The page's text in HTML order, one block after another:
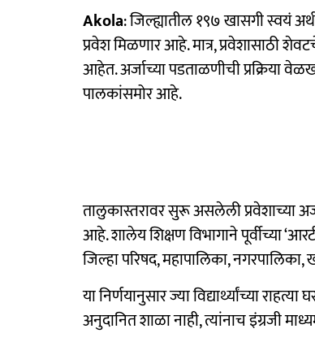
Akola: जिल्ह्यातील १९७ खासगी स्वयं
प्रवेश मिळणार आहे. मात्र, प्रवेशासाठी
आहेत. अर्जाच्या पडताळणीची प्रक्रिया
पालकांसमोर आहे.
तालुकास्तरावर सुरू असलेली प्रवेशाच्या
आहे. शालेय शिक्षण विभागाने पूर्वीच्या
जिल्हा परिषद, महापालिका, नगरपालिका,
या निर्णयानुसार ज्या विद्यार्थ्यांच्या
अनुदानित शाळा नाही, त्यांनाच इंग्रजी